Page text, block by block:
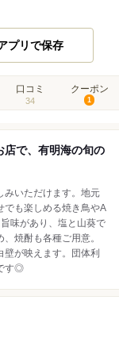
プリで保存
口コミ
34
クーポン
1
で、有明海の旬の
みいただけます。地元
も楽しめる焼き鳥やA
味があり、塩と山葵で
焼酎も各種ご用意。
壁が映えます。団体利
す◎